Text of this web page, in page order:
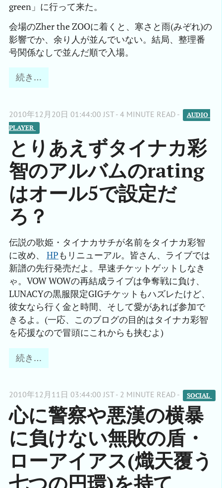
green」に行って来た。
会場のZher the ZOOに着くと、寒さと雨(みぞれ)の
影響でか、余り人が並んでいない。結局、整理番
号関係なしで並んだ順で入場。
続き…
2010年12月20日 01:44:00 JST - 4 MINUTE READ -
AUDIO
PLAYER
とりあえずタイナカ彩
智のアルバムのrating
はオール5で設定だ
ろ？
伝説の歌姫・タイナカサチが名前をタイナカ彩智
に改め、 HPもリニューアル。皆さん、ライブでは
新譜の先行発売だよ。早速チケットゲットしなき
ゃ。VOW WOWの再結成ライブは争奪戦に負け、
LUNACYの黒服限定GIGチケットもハズレたけど、
彼女なら行く金と時間、そして愛があれば参加で
きるよ。(一応、このブログの目的はタイナカ彩智
を応援なので冒頭にこれからも挟むよ)
続き…
2010年12月11日 03:44:00 JST - 2 MINUTE READ - SOCIAL
心に警察や悪漢の横暴
に負けない無敗の盾・
ローアイアス(熾天覆う